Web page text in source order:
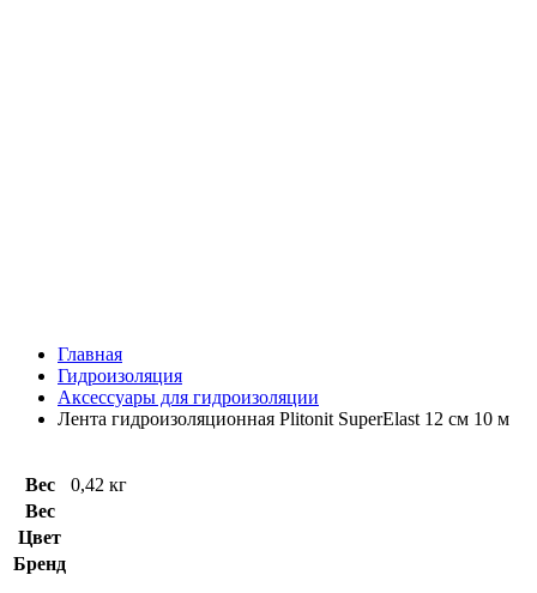
Главная
Гидроизоляция
Аксессуары для гидроизоляции
Лента гидроизоляционная Plitonit SuperElast 12 см 10 м
Вес
0,42 кг
Вес
Цвет
Бренд